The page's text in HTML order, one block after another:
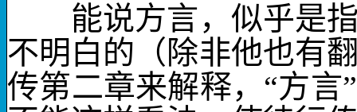
能说方言，似乎是
不明白的（除非他也有
传第二章来解释，“方